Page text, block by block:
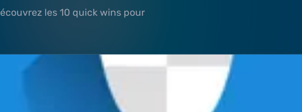
les 10 quick wins pour